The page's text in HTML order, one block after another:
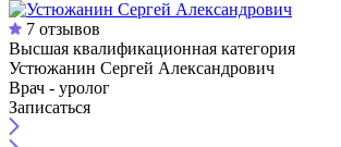
7 отзывов
Высшая квалификационная категория
Устюжанин Сергей Александрович
Врач - уролог
Записаться